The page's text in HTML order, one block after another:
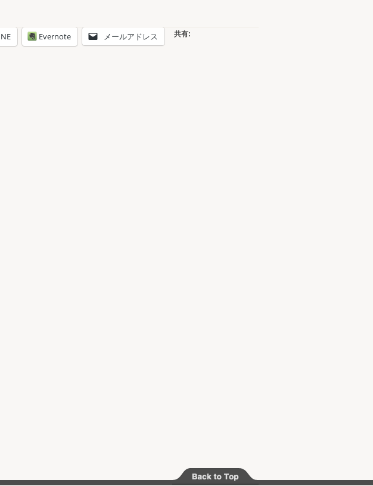
共有:
Evernote メールアドレス